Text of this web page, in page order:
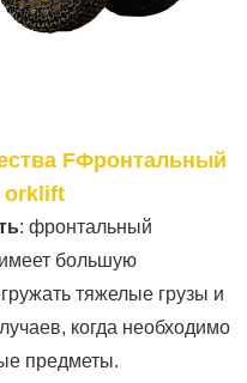
FФронтальный
orklift
: фронтальный
имеет большую
тяжелые грузы и
когда необходимо
предметы.